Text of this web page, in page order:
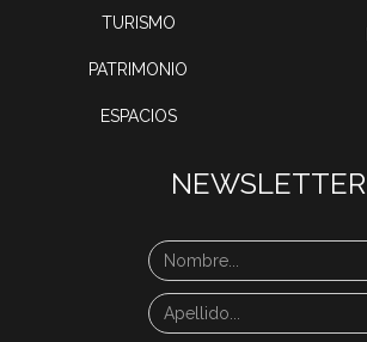
TURISMO
PATRIMONIO
ESPACIOS
NEWSLETTER